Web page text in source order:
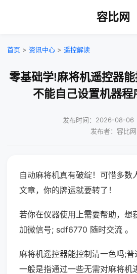
容比网
首页 > 资讯中心 > 遥控解读
零基础学!麻将机遥控器
不能自己设置机器
发布时间：2026-08-06
发布者：容比网
自动麻将机真有破绽！可惜多数
文章，你的牌运就要转了！
若你在仪器使用上需要帮助，想
加微信号; sdf6770 随时交流 。
麻将机遥控器能控制清一色吗;
一般是指通过一些无需对麻将机